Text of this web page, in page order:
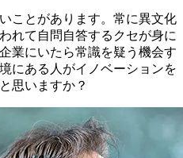
ことがあります。常に異文化
れて自問自答するクセが身に
業にいたら常識を疑う機会す
にある人がイノベーションを
思いますか？